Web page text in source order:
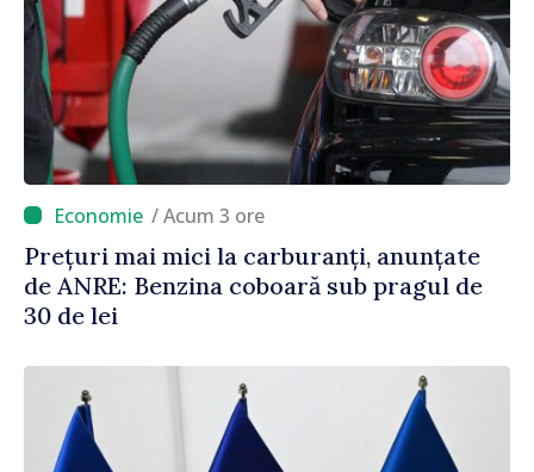
/ Acum 3 ore
Prețuri mai mici la carburanți, anunțate
de ANRE: Benzina coboară sub pragul de
30 de lei